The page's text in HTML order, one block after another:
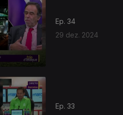
Ep. 34
29 dez. 2024
Ep. 33